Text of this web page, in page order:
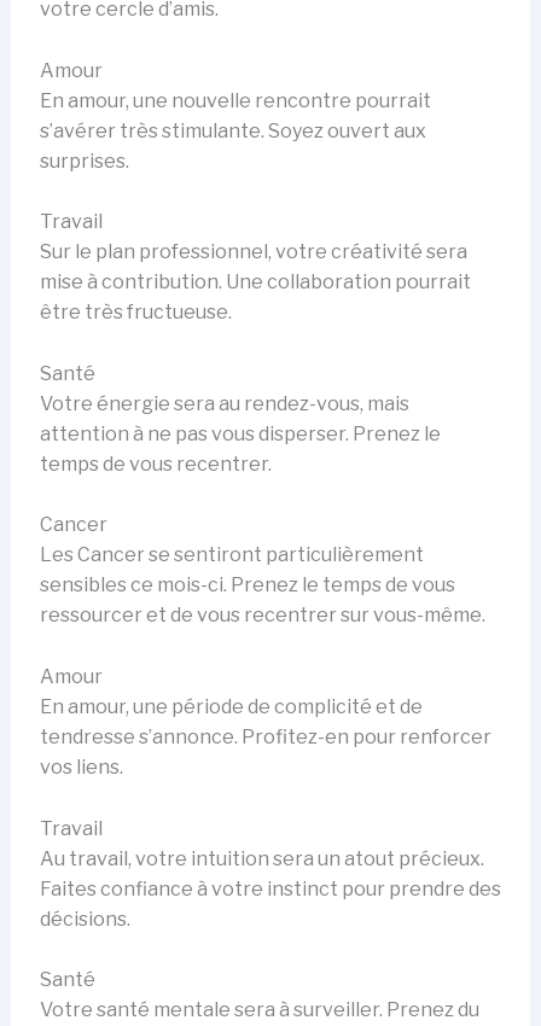
votre cercle d’amis.
Amour
En amour, une nouvelle rencontre pourrait
s’avérer très stimulante. Soyez ouvert aux
surprises.
Travail
Sur le plan professionnel, votre créativité sera
mise à contribution. Une collaboration pourrait
être très fructueuse.
Santé
Votre énergie sera au rendez-vous, mais
attention à ne pas vous disperser. Prenez le
temps de vous recentrer.
Cancer
Les Cancer se sentiront particulièrement
sensibles ce mois-ci. Prenez le temps de vous
ressourcer et de vous recentrer sur vous-même.
Amour
En amour, une période de complicité et de
tendresse s’annonce. Profitez-en pour renforcer
vos liens.
Travail
Au travail, votre intuition sera un atout précieux.
Faites confiance à votre instinct pour prendre des
décisions.
Santé
Votre santé mentale sera à surveiller. Prenez du